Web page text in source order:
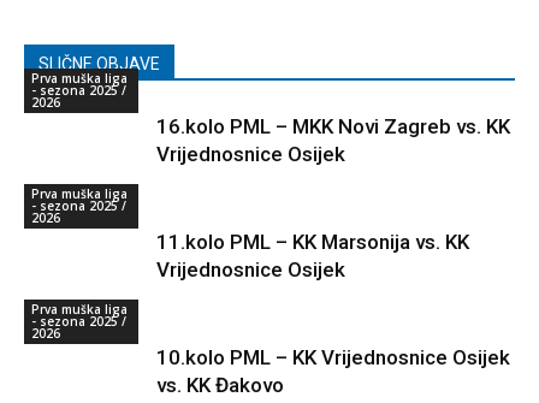
SLIČNE OBJAVE
Prva muška liga
- sezona 2025 /
2026
16.kolo PML – MKK Novi Zagreb vs. KK
Vrijednosnice Osijek
Prva muška liga
- sezona 2025 /
2026
11.kolo PML – KK Marsonija vs. KK
Vrijednosnice Osijek
Prva muška liga
- sezona 2025 /
2026
10.kolo PML – KK Vrijednosnice Osijek
vs. KK Đakovo